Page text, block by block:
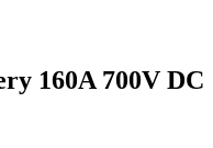
160A 700V DC